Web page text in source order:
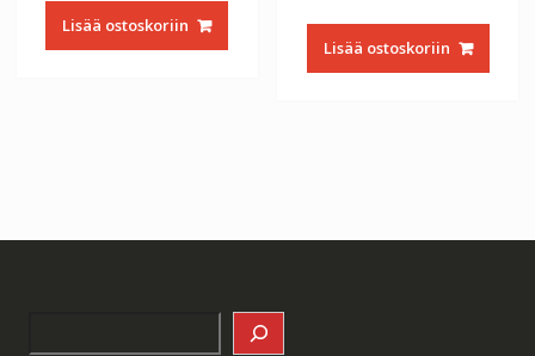
Lisää ostoskoriin
Lisää ostoskoriin